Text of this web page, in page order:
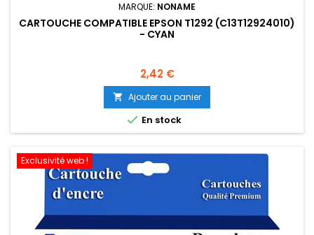
MARQUE: NONAME
CARTOUCHE COMPATIBLE EPSON T1292 (C13T12924010)
- CYAN
Prix
2,42 €
 Ajouter au panier
 En stock
Exclusivité web !